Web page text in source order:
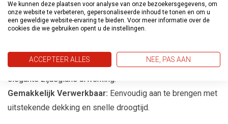
Weerbestendig en Duurzaam:Voorzien van Formule H
voor bescherming tegen vuil, algen, en mos.
en flexibele coating die ademt.
Kleurvast en Zijdeglanzend: Behoudt kleur en biedt een
elegante zijdeglans afwerking.
Gemakkelijk Verwerkbaar: Eenvoudig aan te brengen met
uitstekende dekking en snelle droogtijd.
We kunnen deze plaatsen voor analyse van onze bezoekersgegevens, om
onze website te verbeteren, gepersonaliseerde inhoud te tonen en om u
een geweldige website-ervaring te bieden. Voor meer informatie over de
cookies die we gebruiken opent u de instellingen.
ACCEPTEER ALLES NEE, PAS AAN